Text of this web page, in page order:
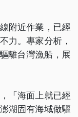
附近作業，已經
力。專家分析，
離台灣漁船，展
「海面上就已經
湖固有海域做驅